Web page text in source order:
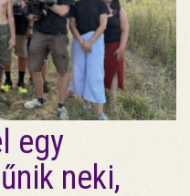
egy
neki,